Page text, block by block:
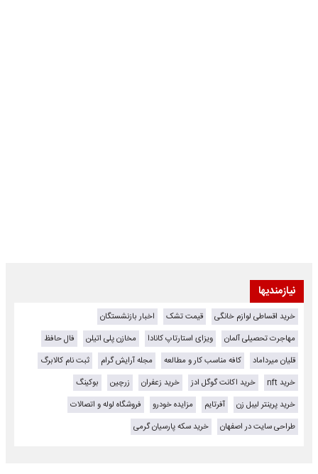
نیازمندیها
خرید اقساطی لوازم خانگی قیمت تشک
اخبار بازنشستگان
مهاجرت تحصیلی آلمان
ویزای استارتاپ کانادا مخازن پلی اتیلن
فال حافظ
قلیان میرداماد
کافه مناسب کار و مطالعه مجله آرایش گرام
ثبت نام کالابرگ
خرید nft
خرید اکانت گوگل ادز خرید زعفران زرچین
بوکینگ
خرید پرینتر لیبل زن
آفرتایم مزایده خودرو
فروشگاه لوله و اتصالات
طراحی سایت در اصفهان
خرید سکه پارسیان گرمی